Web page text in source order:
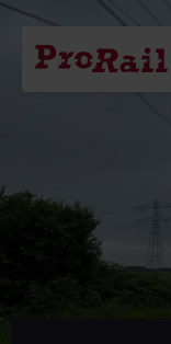
Navigatie
Homepage
ProRail